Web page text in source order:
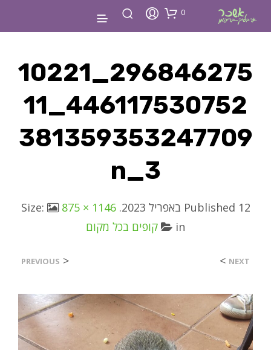
0
296846275_10221
446117530752_11
381359353247709
3_n
Published 12 באפריל 2023 . Size:
875 × 1146
in
קופים בכל מקום
<
PREVIOUS NEXT
>